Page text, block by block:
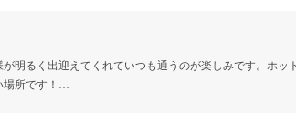
明るく出迎えてくれていつも通うのが楽しみです。ホッ
場所です！…